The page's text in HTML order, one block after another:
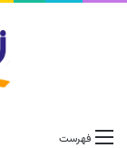
فهرست